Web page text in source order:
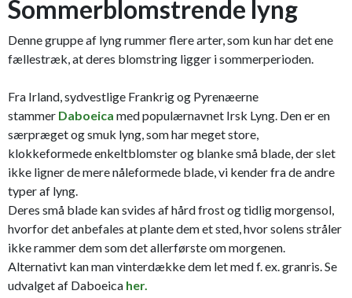
Sommerblomstrende lyng
Denne gruppe af lyng rummer flere arter, som kun har det ene
fællestræk, at deres blomstring ligger i sommerperioden.
Fra Irland, sydvestlige Frankrig og Pyrenæerne
stammer Daboeica med populærnavnet Irsk Lyng. Den er en
særpræget og smuk lyng, som har meget store,
klokkeformede enkeltblomster og blanke små blade, der slet
ikke ligner de mere nåleformede blade, vi kender fra de andre
typer af lyng.
Deres små blade kan svides af hård frost og tidlig morgensol,
hvorfor det anbefales at plante dem et sted, hvor solens stråler
ikke rammer dem som det allerførste om morgenen.
Alternativt kan man vinterdække dem let med f. ex. granris. Se
udvalget af Daboeica her.